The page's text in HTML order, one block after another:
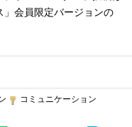
」会員限定バージョンの
コミュニケーション